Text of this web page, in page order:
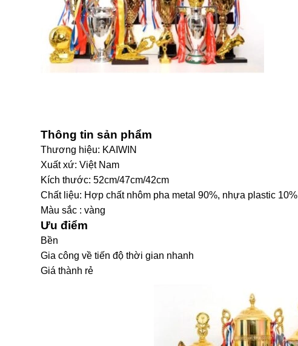
Thông tin sản phẩm
Thương hiệu: KAIWIN
Xuất xứ: Việt Nam
Kích thước: 52cm/47cm/42cm
Chất liệu: Hợp chất nhôm pha metal 90%, nhựa plastic 10%
Màu sắc : vàng
Ưu điểm
Bền
Gia công về tiến độ thời gian nhanh
Giá thành rẻ